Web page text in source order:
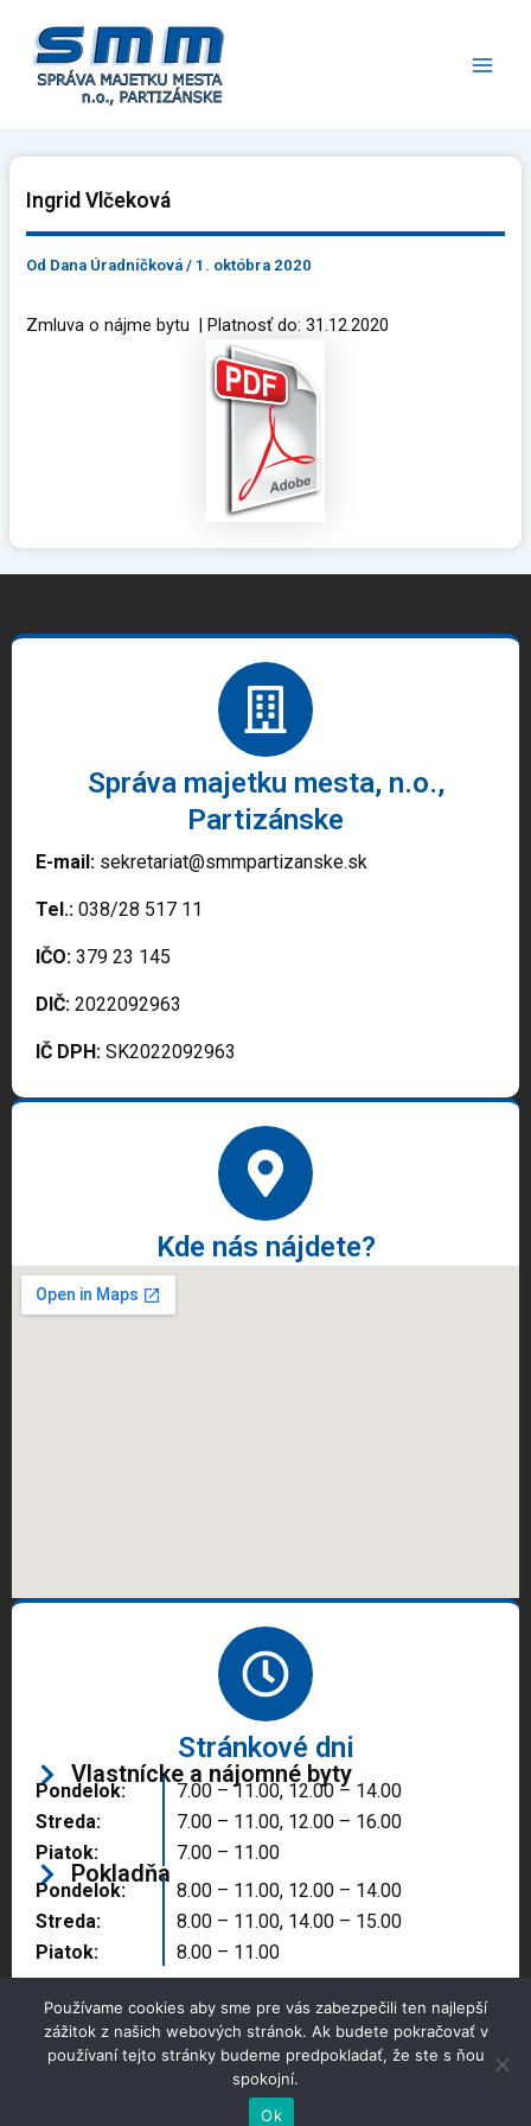
obsah
Ingrid Vlčeková
Od Dana Úradníčková/ 1. októbra 2020
Zmluva o nájme bytu | Platnosť do: 31.12.2020
Správa majetku mesta, n.o.,
Partizánske
E-mail: sekretariat@smmpartizanske.sk
Tel.: 038/28 517 11
IČO: 379 23 145
DIČ: 2022092963
IČ DPH: SK2022092963
Kde nás nájdete?
Stránkové dni
Vlastnícke a nájomné byty
Pondelok:
Streda:
Piatok:
7.00 – 11.00, 12.00 – 14.00
7.00 – 11.00, 12.00 – 16.00
7.00 – 11.00
Pokladňa
Pondelok:
Streda:
Piatok:
8.00 – 11.00, 12.00 – 14.00
8.00 – 11.00, 14.00 – 15.00
8.00 – 11.00
Copyright © 2025 Správa majetku mesta, n.o.,
Partizánske
Používame cookies aby sme pre vás zabezpečili ten najlepší
zážitok z našich webových stránok. Ak budete pokračovať v
používaní tejto stránky budeme predpokladať, že ste s ňou
spokojní.
Ok